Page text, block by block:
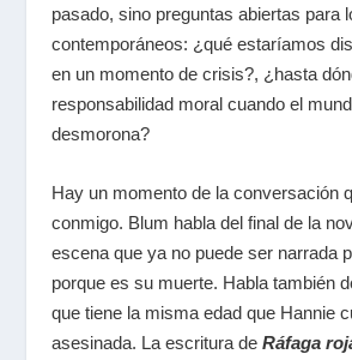
pasado, sino preguntas abiertas para
contemporáneos: ¿qué estaríamos
en un momento de crisis?, ¿hasta
responsabilidad moral cuando el
desmorona?
Hay un momento de la conversación
conmigo. Blum habla del final de la
escena que ya no puede ser narrada
porque es su muerte. Habla también
que tiene la misma edad que Hannie
asesinada. La escritura de Ráfaga